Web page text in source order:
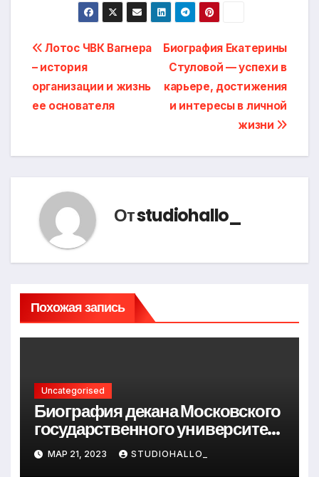
Навигация
по
записям
Биография Екатерины
Стуловой — успехи в
карьере, достижения
и интересы в личной
жизни
Лотос ЧВК Вагнера
– история
организации и жизнь
ее основателя
Отstudiohallo_
Похожая запись
Uncategorised
Биография декана Московского
государственного университета
Андрея Сидорова — от студента
до руководителя
МАР 21, 2023 STUDIOHALLO_